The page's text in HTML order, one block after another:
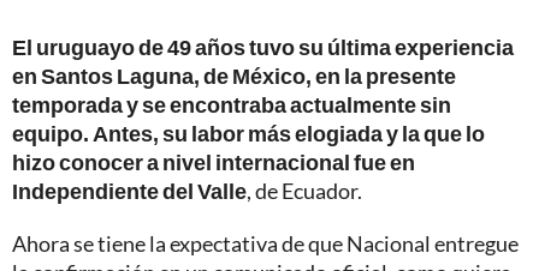
El uruguayo de 49 años tuvo su última experiencia
en Santos Laguna, de México, en la presente
temporada y se encontraba actualmente sin
equipo. Antes, su labor más elogiada y la que lo
hizo conocer a nivel internacional fue en
Independiente del Valle, de Ecuador.
Ahora se tiene la expectativa de que Nacional entregue